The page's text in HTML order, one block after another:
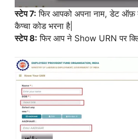
स्टेप 7: फिर आपको अपना नाम, डेट ऑफ़
कैप्चा कोड भरना है|
स्टेप 8: फिर आप ने Show URN पर